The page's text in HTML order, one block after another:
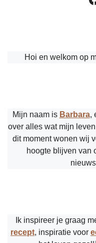
Hoi en welkom op
Mijn naam is Barbara,
over alles wat mijn
dit moment wonen wij
hoogte blijven van
Ik inspireer je graag
recept, inspiratie voor